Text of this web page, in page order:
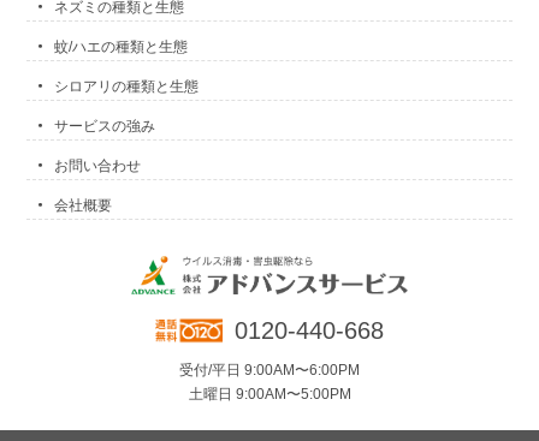
ネズミの種類と生態
蚊/ハエの種類と生態
シロアリの種類と生態
サービスの強み
お問い合わせ
会社概要
0120-440-668
受付/平日 9:00AM〜6:00PM
土曜日 9:00AM〜5:00PM